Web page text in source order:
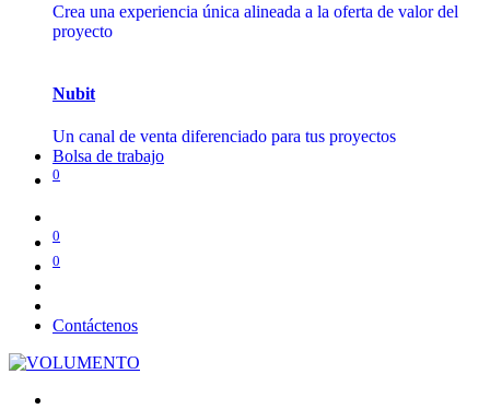
Crea una experiencia única alineada a la oferta de valor del
proyecto
Nubit
Un canal de venta diferenciado para tus proyectos
Bolsa de trabajo
0
0
0
Contáctenos